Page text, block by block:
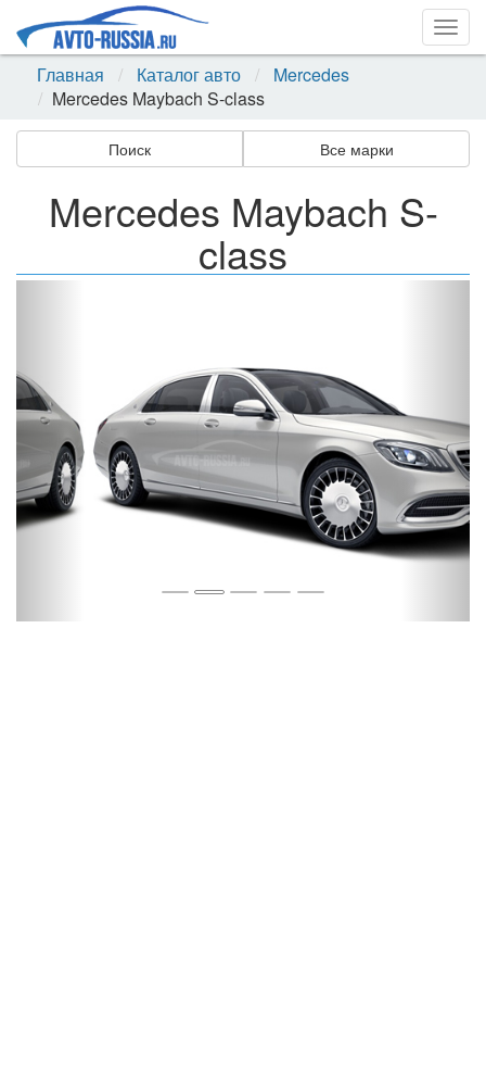
Главная
Каталог авто
Mercedes
Mercedes Maybach S-class
Поиск Все марки
Mercedes Maybach S-
class